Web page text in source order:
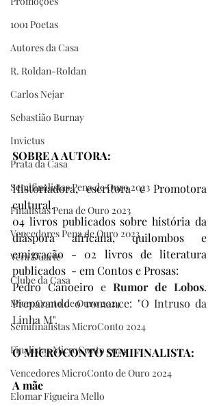
1001 Poetas
Autores da Casa
R. Roldan-Roldan
Carlos Nejar
Sebastião Burnay
Invictus
Prata da Casa
Semifinalistas Pena de Ouro 2023
Finalistas Pena de Ouro 2023
Vencedores Pena de Ouro 2023
Vera Duarte
Clube da Casa
MicroConto de Ouro 2024
Semifinalistas MicroConto 2024
Finalistas MicroConto 2024
Vencedores MicroConto de Ouro 2024
Elomar Figueira Mello
SOBRE A AUTORA:
Historiadora, escritora e Promotora
cultural.
04 livros publicados sobre história da
diáspora africana, quilombos e
emigração - 02 livros de literatura
publicados  - em Contos e Prosas:
Pedro Canoeiro e Rumor de Lobos.
Preparando o romance: "O Intruso da
Linha M".
O MICROCONTO SEMIFINALISTA:
A mãe